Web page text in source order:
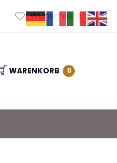
Wunschliste
WARENKORB 0